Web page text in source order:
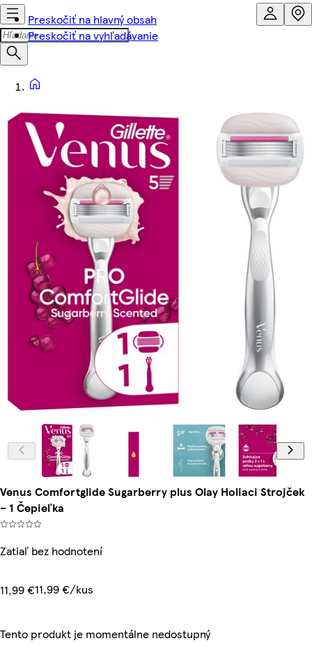
Preskočiť na hlavný obsah
Preskočiť na vyhľadávanie
Venus Comfortglide Sugarberry plus Olay Holiaci Strojček
– 1 Čepieľka
Zatiaľ bez hodnotení
11,99 €11,99 €/kus
Tento produkt je momentálne nedostupný